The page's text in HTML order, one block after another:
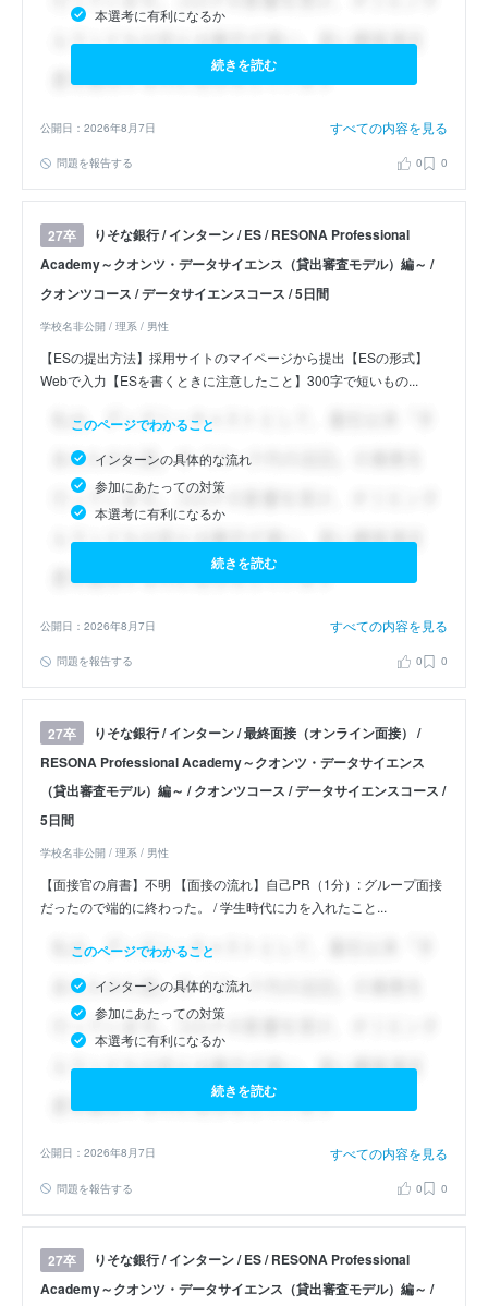
本選考に有利になるか
続きを読む
公開日：2026年8月7日 すべての内容を見る
問題を報告する 0 0
27卒
りそな銀行 / インターン / ES / RESONA Professional
Academy～クオンツ・データサイエンス（貸出審査モデル）編～ /
クオンツコース / データサイエンスコース / 5日間
学校名非公開 / 理系 / 男性
【ESの提出方法】採用サイトのマイページから提出【ESの形式】
Webで入力【ESを書くときに注意したこと】300字で短いもの...
このページでわかること
インターンの具体的な流れ
参加にあたっての対策
本選考に有利になるか
続きを読む
公開日：2026年8月7日 すべての内容を見る
問題を報告する 0 0
27卒
りそな銀行 / インターン / 最終面接（オンライン面接） /
RESONA Professional Academy～クオンツ・データサイエンス
（貸出審査モデル）編～ / クオンツコース / データサイエンスコース /
5日間
学校名非公開 / 理系 / 男性
【面接官の肩書】不明 【面接の流れ】自己PR（1分）: グループ面接
だったので端的に終わった。 / 学生時代に力を入れたこと...
このページでわかること
インターンの具体的な流れ
参加にあたっての対策
本選考に有利になるか
続きを読む
公開日：2026年8月7日 すべての内容を見る
問題を報告する 0 0
27卒
りそな銀行 / インターン / ES / RESONA Professional
Academy～クオンツ・データサイエンス（貸出審査モデル）編～ /